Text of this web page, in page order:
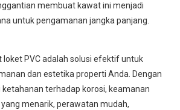
membuat kawat ini menjadi
untuk pengamanan jangka panjang.
loket PVC adalah solusi efektif untuk
dan estetika properti Anda. Dengan
ketahanan terhadap korosi, keamanan
menarik, perawatan mudah,